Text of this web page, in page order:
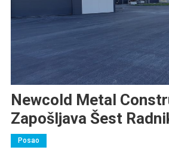
Newcold Metal
Zapošljava Šest
Posao